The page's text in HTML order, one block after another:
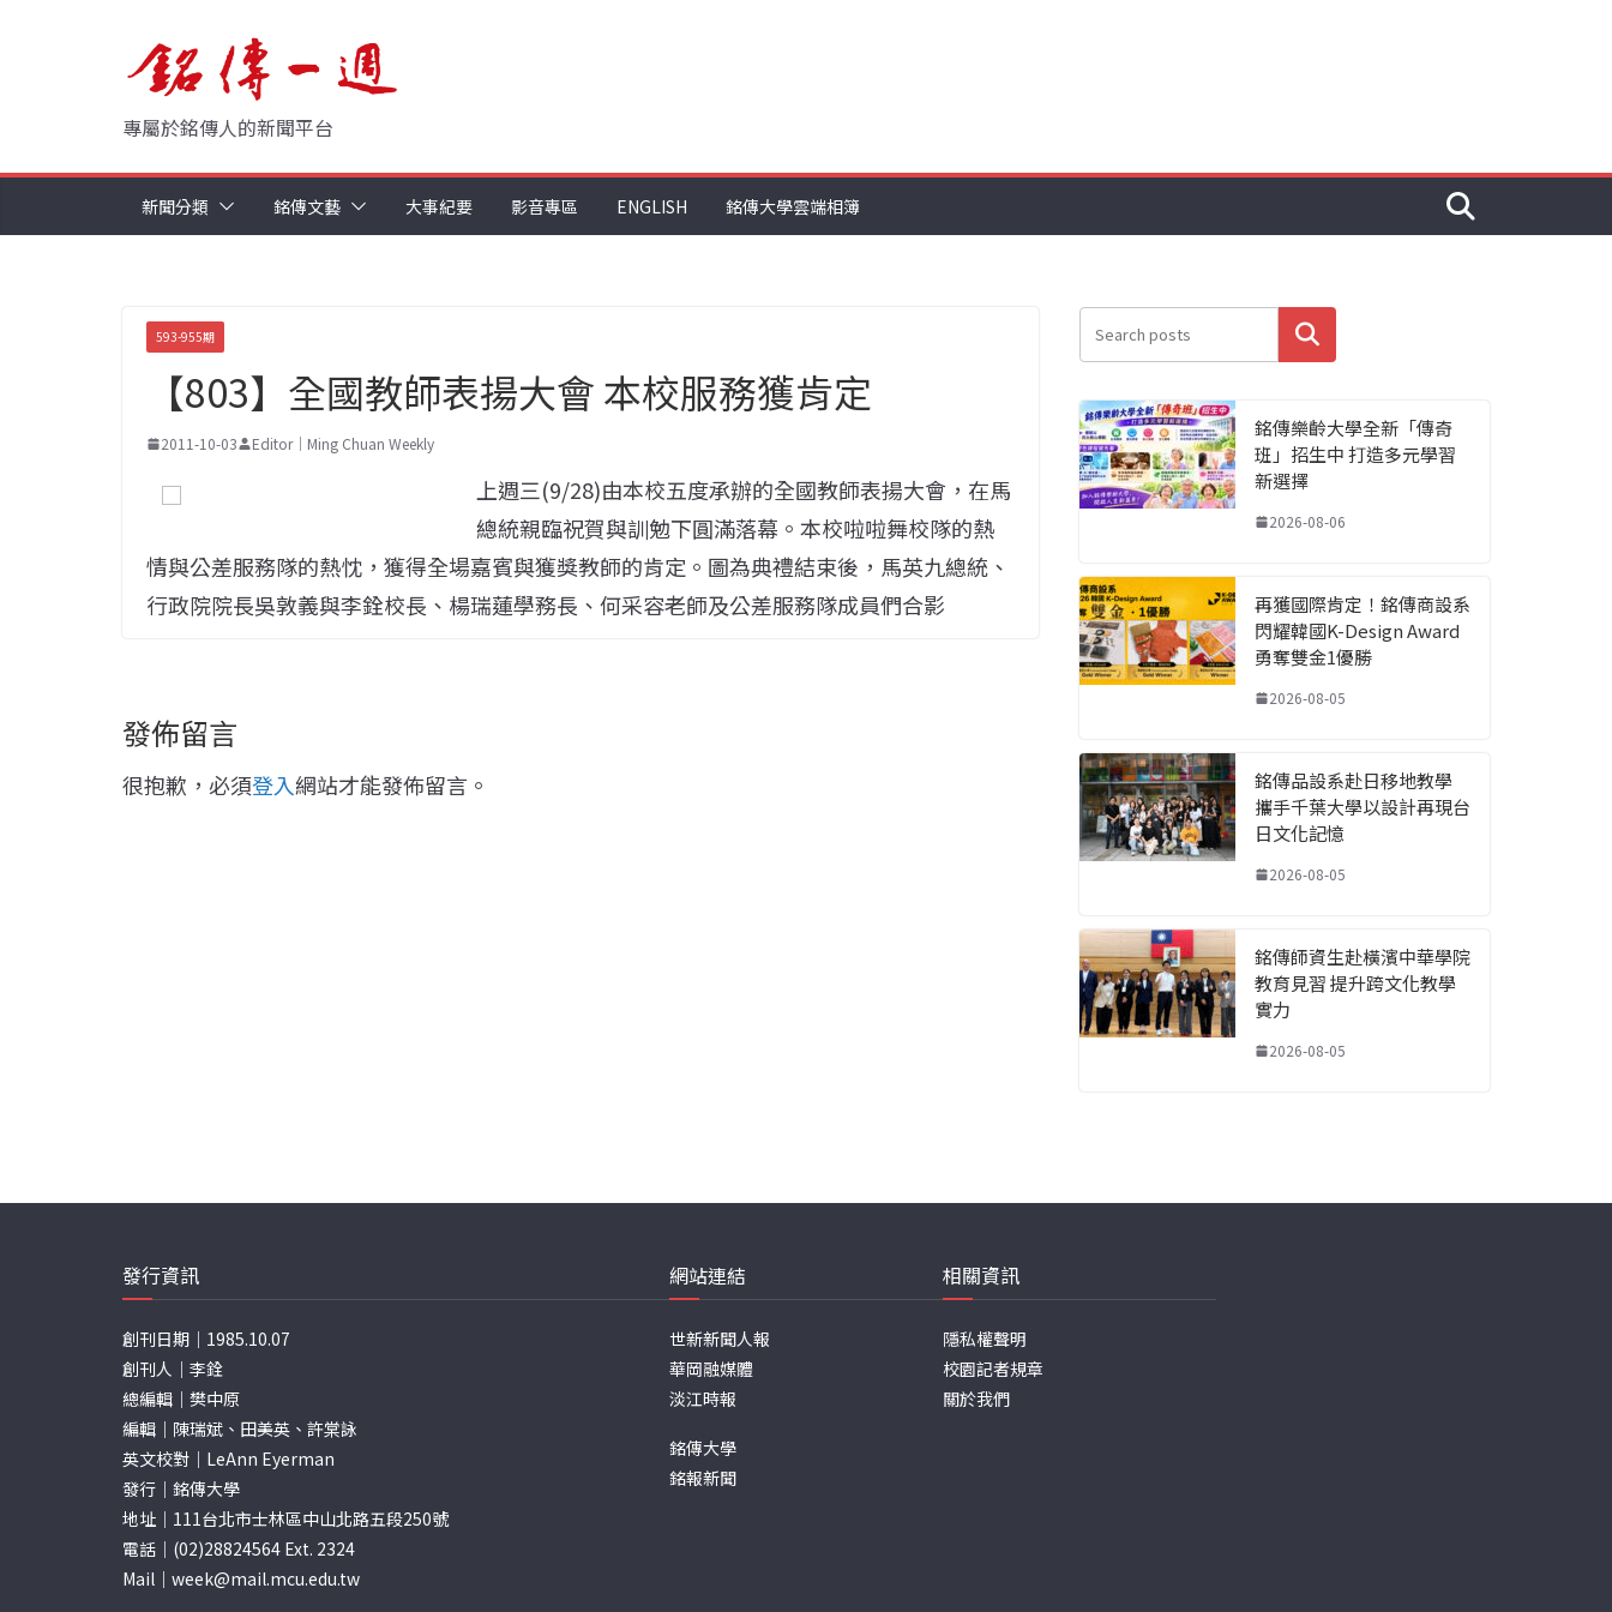
專屬於銘傳人的新聞平台
新聞分類 銘傳文藝 大事紀要 影音專區 ENGLISH 銘傳大學雲端相簿
593-955期
【803】全國教師表揚大會 本校服務獲肯定
2011-10-03 Editor｜Ming Chuan Weekly
上週三(9/28)由本校五度承辦的全國教師表揚大會，在馬
總統親臨祝賀與訓勉下圓滿落幕。本校啦啦舞校隊的熱
情與公差服務隊的熱忱，獲得全場嘉賓與獲獎教師的肯定。圖為典禮結束後，馬英九總統、
行政院院長吳敦義與李銓校長、楊瑞蓮學務長、何采容老師及公差服務隊成員們合影
發佈留言
很抱歉，必須登入網站才能發佈留言。
搜尋
銘傳樂齡大學全新「傳奇
班」招生中 打造多元學習
新選擇
2026-08-06
再獲國際肯定！銘傳商設系
閃耀韓國K-Design Award
勇奪雙金1優勝
2026-08-05
銘傳品設系赴日移地教學
攜手千葉大學以設計再現台
日文化記憶
2026-08-05
銘傳師資生赴橫濱中華學院
教育見習 提升跨文化教學
實力
2026-08-05
發行資訊
創刊日期｜1985.10.07
創刊人｜李銓
總編輯｜樊中原
編輯｜陳瑞斌、田美英、許棠詠
英文校對｜LeAnn Eyerman
發行｜銘傳大學
地址｜111台北市士林區中山北路五段250號
電話｜(02)28824564 Ext. 2324
Mail｜ week@mail.mcu.edu.tw
網站連結
世新新聞人報
華岡融媒體
淡江時報
銘傳大學
銘報新聞
相關資訊
隱私權聲明
校園記者規章
關於我們